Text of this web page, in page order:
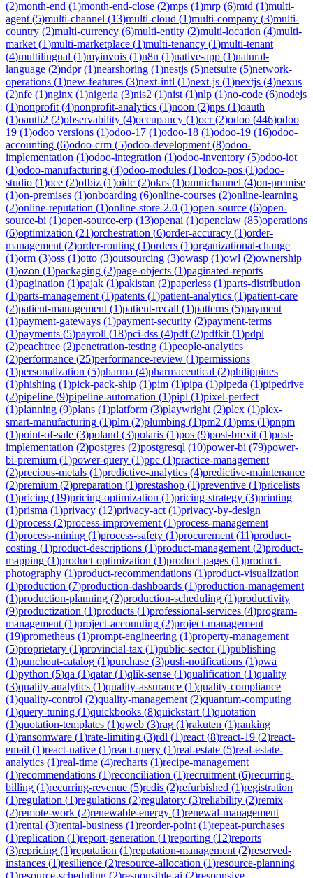
(2)month-end (1)month-end-close (2)mps (1)mrp (6)mtd (1)multi-
agent (5)multi-channel (13)multi-cloud (1)multi-company (3)multi-
country (2)multi-currency (6)multi-entity (2)multi-location (4)multi-
market (1)multi-marketplace (1)multi-tenancy (1)multi-tenant
(4)multilingual (1)myinvois (1)n8n (1)native-app (1)natural-
language (2)ndpr(1)nearshoring (1)nestjs (5)netsuite (5)network-
operations (1)new-features (3)next-intl (1)next-js (1)nextjs (4)nexus
(2)nfe (1)nginx (1)nigeria (3)nis2 (1)nist (1)nlp (1)no-code (6)nodejs
(1)nonprofit (4)nonprofit-analytics (1)noon (2)nps (1)oauth
(1)oauth2 (2)observability (4)occupancy (1)ocr(2)odoo (446)odoo
19 (1)odoo versions (1)odoo-17 (1)odoo-18 (1)odoo-19 (16)odoo-
accounting (6)odoo-crm (5)odoo-development (8)odoo-
implementation (1)odoo-integration (1)odoo-inventory (5)odoo-iot
(1)odoo-manufacturing (4)odoo-modules (1)odoo-pos (1)odoo-
studio (1)oee (2)ofbiz (1)oidc (2)okrs (1)omnichannel (4)on-premise
(1)on-premises (1)onboarding (6)online-courses (2)online-learning
(2)online-reputation (1)online-store-2.0 (1)open-source (6)open-
source-bi (1)open-source-erp (13)openai (1)openclaw (85)operations
(6)optimization (21)orchestration (6)order-accuracy (1)order-
management (2)order-routing (1)orders (1)organizational-change
(1)orm (3)oss (1)otto (3)outsourcing (3)owasp (1)owl (2)ownership
(1)ozon (1)packaging (2)page-objects (1)paginated-reports
(1)pagination (1)pajak (1)pakistan (2)paperless (1)parts-distribution
(1)parts-management (1)patents (1)patient-analytics (1)patient-care
(2)patient-management (1)patient-recall (1)patterns (5)payment
(1)payment-gateways (1)payment-security (2)payment-terms
(1)payments (5)payroll (18)pci-dss (4)pdf(2)pdfkit (1)pdpl
(2)peachtree (2)penetration-testing (1)people-analytics
(2)performance (25)performance-review (1)permissions
(1)personalization (5)pharma (4)pharmaceutical (2)philippines
(1)phishing (1)pick-pack-ship (1)pim (1)pipa (1)pipeda (1)pipedrive
(2)pipeline (9)pipeline-automation (1)pipl (1)pixel-perfect
(1)planning (9)plans (1)platform (3)playwright (2)plex (1)plex-
smart-manufacturing (1)plm (2)plumbing (1)pm2 (1)pms (1)pnpm
(1)point-of-sale (3)poland (3)polaris (1)pos (9)post-brexit (1)post-
implementation (2)postgres (2)postgresql (10)power-bi (79)power-
bi-premium (1)power-query (1)ppc (1)practice-management
(2)precious-metals (1)predictive-analytics (4)predictive-maintenance
(2)premium (2)preparation (1)prestashop (1)preventive (1)pricelists
(1)pricing (19)pricing-optimization (1)pricing-strategy (3)printing
(1)prisma (1)privacy (12)privacy-act (1)privacy-by-design
(1)process (2)process-improvement (1)process-management
(1)process-mining (1)process-safety (1)procurement (11)product-
costing (1)product-descriptions (1)product-management (2)product-
mapping (1)product-optimization (1)product-pages (1)product-
photography (1)product-recommendations (1)product-visualization
(1)production (7)production-dashboards (1)production-management
(1)production-planning (2)production-scheduling (1)productivity
(9)productization (1)products (1)professional-services (4)program-
management (1)project-accounting (2)project-management
(19)prometheus (1)prompt-engineering (1)property-management
(5)proprietary (1)provincial-tax (1)public-sector(1)publishing
(1)punchout-catalog (1)purchase (3)push-notifications (1)pwa
(1)python (5)qa (1)qatar(1)qlik-sense (1)qualification (1)quality
(3)quality-analytics (1)quality-assurance (1)quality-compliance
(1)quality-control (2)quality-management (2)quantum-computing
(1)query-tuning (1)quickbooks (8)quickstart (1)quotation
(1)quotation-templates (1)qweb (3)rag (1)rakuten (1)ranking
(1)ransomware (1)rate-limiting (3)rdl (1)react (8)react-19 (2)react-
email (1)react-native (1)react-query (1)real-estate (5)real-estate-
analytics (1)real-time (4)recharts (1)recipe-management
(1)recommendations (1)reconciliation (1)recruitment (6)recurring-
billing (1)recurring-revenue (5)redis (2)refurbished (1)registration
(1)regulation (1)regulations (2)regulatory (3)reliability (2)remix
(2)remote-work (2)renewable-energy (1)renewal-management
(1)rental (3)rental-business (1)reorder-point (1)repeat-purchases
(1)replication (1)report-generation (1)reporting (12)reports
(3)repricing (1)reputation (1)reputation-management (2)reserved-
instances (1)resilience (2)resource-allocation (1)resource-planning
(1)resource-scheduling (2)responsible-ai (2)responsive